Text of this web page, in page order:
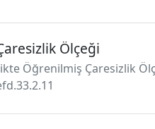
Ölçeği
Öğrenilmiş Çaresizlik